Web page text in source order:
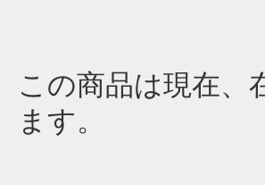
この商品は現在、
ます。